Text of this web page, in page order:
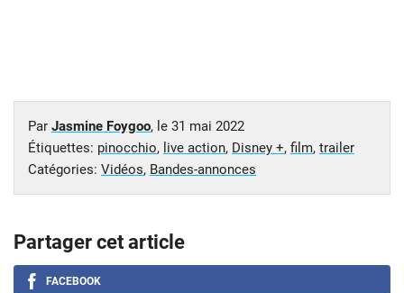
Par Jasmine Foygoo, le 31 mai 2022
Étiquettes: pinocchio, live action, Disney +, film, trailer
Catégories: Vidéos, Bandes-annonces
Partager cet article
FACEBOOK